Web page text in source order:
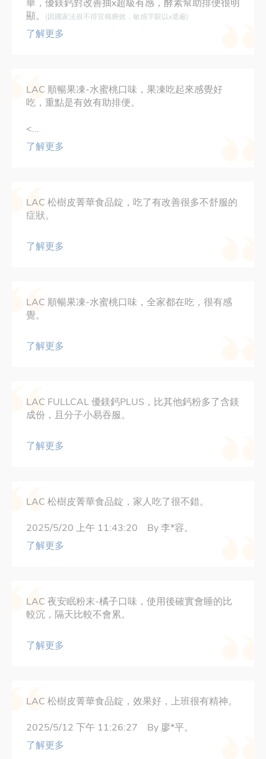
華，優鎂鈣對改善抽x超級有感，酵素幫助排便很明
顯。
(因國家法規不得宣稱療效，敏感字眼以x遮蔽)
了解更多
LAC 順暢果凍-水蜜桃口味，果凍吃起來感覺好
吃，重點是有效有助排便。
<...
了解更多
LAC 松樹皮菁華食品錠，吃了有改善很多不舒服的
症狀。
了解更多
LAC 順暢果凍-水蜜桃口味，全家都在吃，很有感
覺。
了解更多
LAC FULLCAL 優鎂鈣PLUS，比其他鈣粉多了含鎂
成份，且分子小易吞服。
了解更多
LAC 松樹皮菁華食品錠，家人吃了很不錯。
2025/5/20 上午 11:43:20 By 李*容。
了解更多
LAC 夜安眠粉末-橘子口味，使用後確實會睡的比
較沉，隔天比較不會累。
了解更多
LAC 松樹皮菁華食品錠，效果好，上班很有精神。
2025/5/12 下午 11:26:27 By 廖*平。
了解更多